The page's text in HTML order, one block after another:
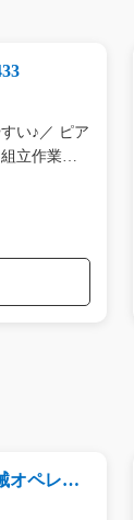
い♪／ ピア
組立作業…
オペレー